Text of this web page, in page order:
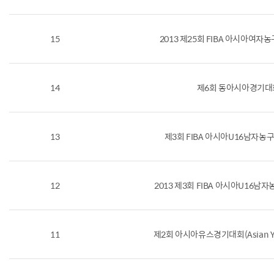
15 2013 제25회 FIBA 아시아여자
14 제6회 동아시아경기
13 제3회 FIBA 아시아U16남자농
12 2013 제3회 FIBA 아시아U16남자
11 제2회 아시아유스경기대회(Asian